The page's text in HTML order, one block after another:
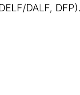
DALF, DFP).